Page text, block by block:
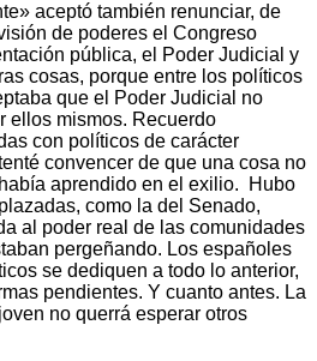
aceptó también renunciar, de
de poderes el Congreso
pública, el Poder Judicial y
cosas, porque entre los políticos
que el Poder Judicial no
ellos mismos. Recuerdo
con políticos de carácter
convencer de que una cosa no
aprendido en el exilio. Hubo
como la del Senado,
al poder real de las comunidades
pergeñando. Los españoles
se dediquen a todo lo anterior,
pendientes. Y cuanto antes. La
no querrá esperar otros